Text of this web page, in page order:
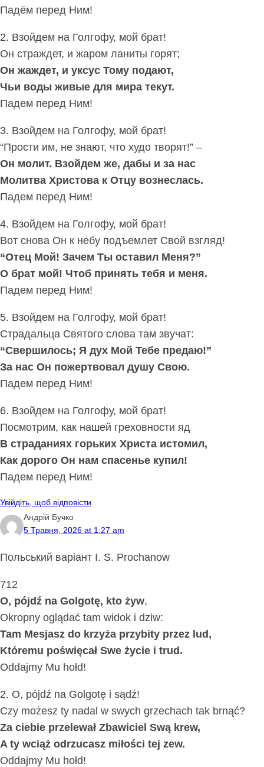
Падём перед Ним!
2. Взойдем на Голгофу, мой брат!
Он страждет, и жаром ланиты горят;
Он жаждет, и уксус Тому подают,
Чьи воды живые для мира текут.
Падем перед Ним!
3. Взойдем на Голгофу, мой брат!
“Прости им, не знают, что худо творят!” –
Он молит. Взойдем же, дабы и за нас
Молитва Христова к Отцу вознеслась.
Падем перед Ним!
4. Взойдем на Голгофу, мой брат!
Вот снова Он к небу подъемлет Свой взгляд!
“Отец Мой! Зачем Ты оставил Меня?”
О брат мой! Чтоб принять тебя и меня.
Падем перед Ним!
5. Взойдем на Голгофу, мой брат!
Страдальца Святого слова там звучат:
“Свершилось; Я дух Мой Тебе предаю!”
За нас Он пожертвовал душу Свою.
Падем перед Ним!
6. Взойдем на Голгофу, мой брат!
Посмотрим, как нашей греховности яд
В страданиях горьких Христа истомил,
Как дорого Он нам спасенье купил!
Падем перед Ним!
Увійдіть, щоб відповісти
Андрій Бучко
5 Травня, 2026 at 1:27 am
Польський варіант I. S. Prochanow
712
O, pójdź na Golgotę, kto żyw,
Okropny oglądać tam widok i dziw:
Tam Mesjasz do krzyża przybity przez lud,
Któremu poświęcał Swe życie i trud.
Oddajmy Mu hołd!
2. O, pójdź na Golgotę i sądź!
Czy możesz ty nadal w swych grzechach tak brnąć?
Za ciebie przelewał Zbawiciel Swą krew,
A ty wciąż odrzucasz miłości tej zew.
Oddajmy Mu hołd!